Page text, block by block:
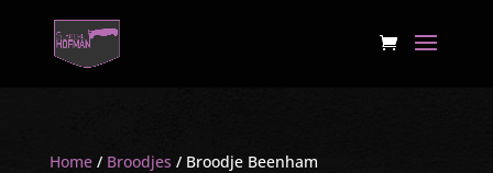
Home/ Broodjes / Broodje Beenham